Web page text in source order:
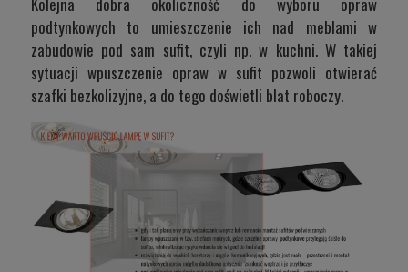
podtynkowych to umieszczenie ich nad meblami w
zabudowie pod sam sufit, czyli np. w kuchni. W takiej
sytuacji wpuszczenie opraw w sufit pozwoli otwierać
szafki bezkolizyjne, a do tego doświetli blat roboczy.